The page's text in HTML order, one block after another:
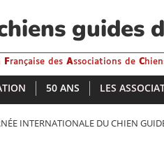
guides
Française des Associations de C
50 ANS LES
INTERNATIONALE DU CHIEN